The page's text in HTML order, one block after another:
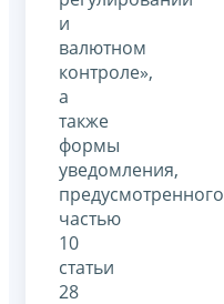
и
валютном
контроле»,
а
также
формы
уведомления,
предусмотренного
частью
10
статьи
28